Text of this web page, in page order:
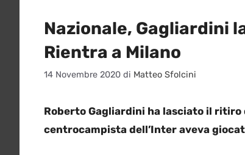
Nazionale, Gagliardini
Rientra a Milano
14 Novembre 2020 di Matteo Sfolcini
Roberto Gagliardini ha lasciato il ritiro
centrocampista dell’Inter aveva